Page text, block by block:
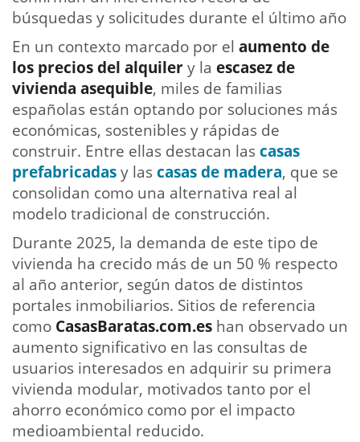
búsquedas y solicitudes durante el último año
En un contexto marcado por el aumento de
los precios del alquilery la escasez de
vivienda asequible, miles de familias
españolas están optando por soluciones más
económicas, sostenibles y rápidas de
construir. Entre ellas destacan lascasas
prefabricadasy lascasas de madera, que se
consolidan como una alternativa real al
modelo tradicional de construcción.
Durante 2025, la demanda de este tipo de
vivienda ha crecido más de un 50 % respecto
al año anterior, según datos de distintos
portales inmobiliarios. Sitios de referencia
como CasasBaratas.com.es han observado un
aumento significativo en las consultas de
usuarios interesados en adquirir su primera
vivienda modular, motivados tanto por el
ahorro económico como por el impacto
medioambiental reducido.